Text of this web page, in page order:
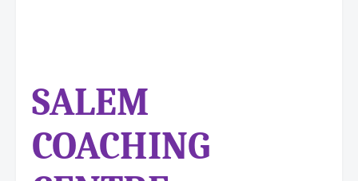
SALEM
COACHING